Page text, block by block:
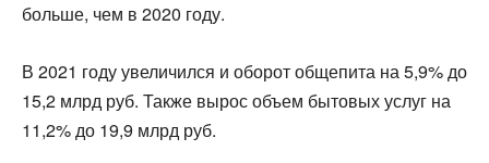
больше, чем в 2020 году.
В 2021 году увеличился и оборот общепита на 5,9% до
15,2 млрд руб. Также вырос объем бытовых услуг на
11,2% до 19,9 млрд руб.